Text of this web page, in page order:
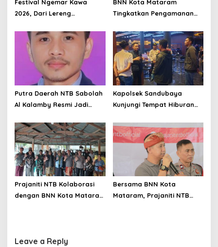
Festival Ngemar Kawa
2026, Dari Lereng
Menatap Pasar Dunia
BNN Kota Mataram
Tingkatkan Pengamanan
Dukung Zona Integritas
Putra Daerah NTB Sabolah
Al Kalamby Resmi Jadi
Siap Perkuat Sport Tourism
Kapolsek Sandubaya
Kunjungi Tempat Hiburan
Malam
Prajaniti NTB Kolaborasi
dengan BNN Kota Mataram
Bersama BNN Kota
Mataram, Prajaniti NTB
Leave a Reply